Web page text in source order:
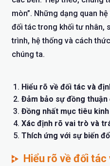
mòn”. Những dạng quan
đối tác trong khối tư nhân,
trình, hệ thống và cách
chúng ta.
Hiểu rõ về đối tác và
Đảm bảo sự đồng thuận
Đồng nhất mục tiêu
Xác định rõ vai trò và
Thích ứng với sự biến
Hiểu rõ về đối